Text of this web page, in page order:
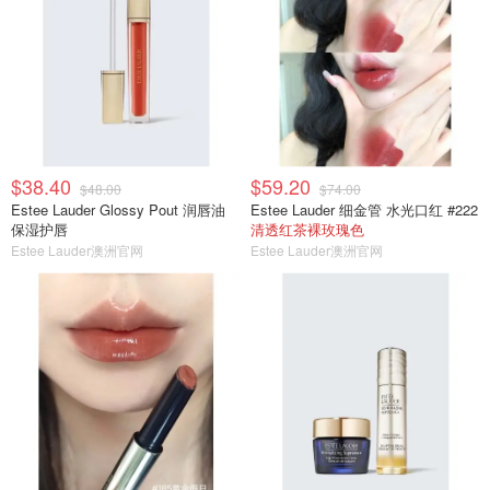
$38.40 $48.00
Estee Lauder Glossy Pout 润唇油
保湿护唇
Estee Lauder澳洲官网
$59.20 $74.00
Estee Lauder 细金管 水光口红 #222
清透红茶裸玫瑰色
Estee Lauder澳洲官网